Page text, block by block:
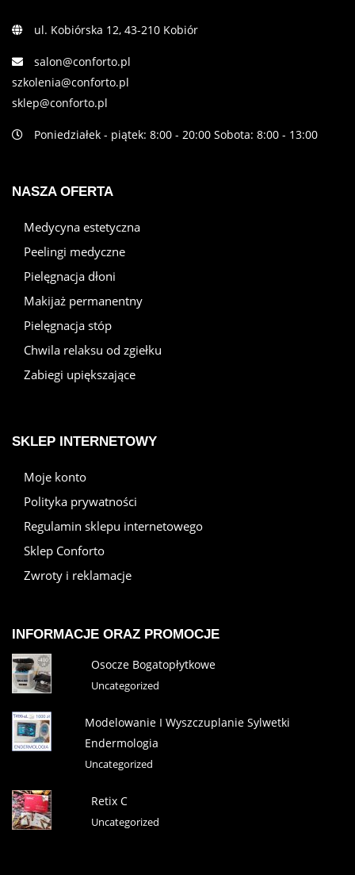
ul. Kobiórska 12, 43-210 Kobiór
salon@conforto.pl
szkolenia@conforto.pl
sklep@conforto.pl
Poniedziałek - piątek: 8:00 - 20:00 Sobota: 8:00 - 13:00
NASZA OFERTA
Medycyna estetyczna
Peelingi medyczne
Pielęgnacja dłoni
Makijaż permanentny
Pielęgnacja stóp
Chwila relaksu od zgiełku
Zabiegi upiększające
SKLEP INTERNETOWY
Moje konto
Polityka prywatności
Regulamin sklepu internetowego
Sklep Conforto
Zwroty i reklamacje
INFORMACJE ORAZ PROMOCJE
Osocze Bogatopłytkowe
Uncategorized
Modelowanie I Wyszczuplanie Sylwetki
Endermologia
Uncategorized
Retix C
Uncategorized